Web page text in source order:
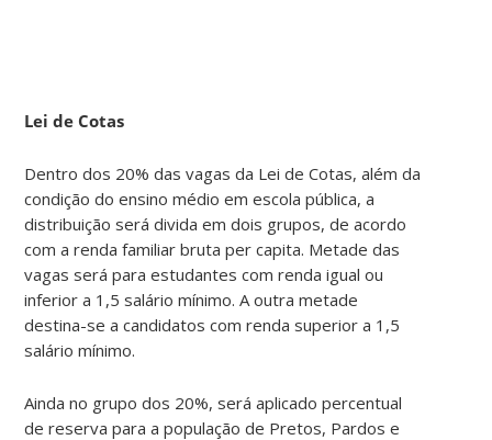
Lei de Cotas
Dentro dos 20% das vagas da Lei de Cotas, além da
condição do ensino médio em escola pública, a
distribuição será divida em dois grupos, de acordo
com a renda familiar bruta per capita. Metade das
vagas será para estudantes com renda igual ou
inferior a 1,5 salário mínimo. A outra metade
destina-se a candidatos com renda superior a 1,5
salário mínimo.
Ainda no grupo dos 20%, será aplicado percentual
de reserva para a população de Pretos, Pardos e